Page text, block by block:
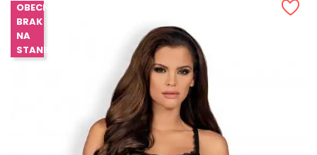
OBECNIE
BRAK
NA
STANIE